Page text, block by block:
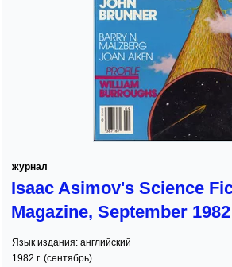
журнал
Isaac Asimov's Science
Magazine, September 1982
Язык издания: английский
1982 г. (сентябрь)